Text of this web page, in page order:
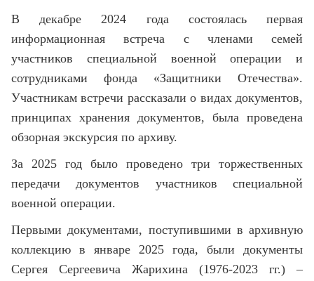
В декабре 2024 года состоялась первая
информационная встреча с членами семей
участников специальной военной операции и
сотрудниками фонда «Защитники Отечества».
Участникам встречи рассказали о видах документов,
принципах хранения документов, была проведена
обзорная экскурсия по архиву.
За 2025 год было проведено три торжественных
передачи документов участников специальной
военной операции.
Первыми документами, поступившими в архивную
коллекцию в январе 2025 года, были документы
Сергея Сергеевича Жарихина (1976-2023 гг.) –